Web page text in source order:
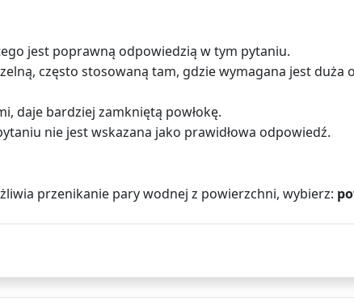
jest poprawną odpowiedzią w tym pytaniu.
często stosowaną tam, gdzie wymagana jest duża
daje bardziej zamkniętą powłokę.
nie jest wskazana jako prawidłowa odpowiedź.
przenikanie pary wodnej z powierzchni, wybierz: